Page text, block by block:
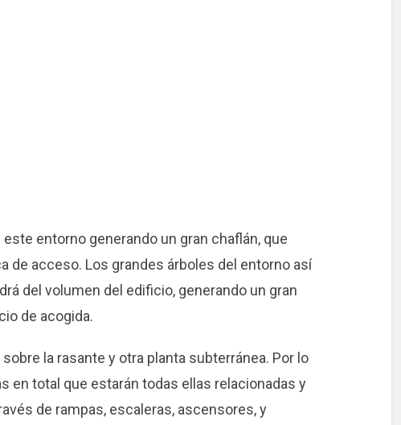
entorno generando un gran chaflán, que
de acceso. Los grandes árboles del entorno así
del volumen del edificio, generando un gran
de acogida.
la rasante y otra planta subterránea. Por lo
en total que estarán todas ellas relacionadas y
de rampas, escaleras, ascensores, y